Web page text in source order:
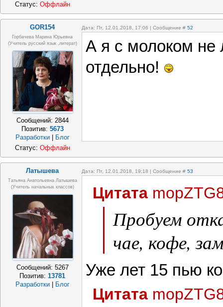
Статус: Оффлайн
GOR154 Дата: Пт, 12.01.2018, 17:06 | Сообщение # 52
Горбачева Марина Юрьевна
(учитель русский язык ,литерат)
Сообщений: 2844
Позитив: 5673
Разработки
Блог
А я с молоком
отдельно!
Статус: Оффлайн
Латышева Дата: Пт, 12.01.2018, 19:18 | Сообщение # 53
Татьяна Анатольевна Латышева
(учитель начальных классов)
Сообщений: 5267
Позитив:13781
Разработки
Блог
Цитата
Пробуем
чае, кофе,
Уже лет 15 пью
Цитата